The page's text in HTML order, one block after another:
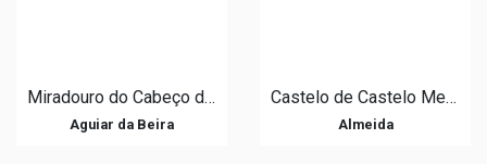
Miradouro do Cabeço do Gato
Aguiar da Beira
Castelo de Castelo Mendo
Almeida